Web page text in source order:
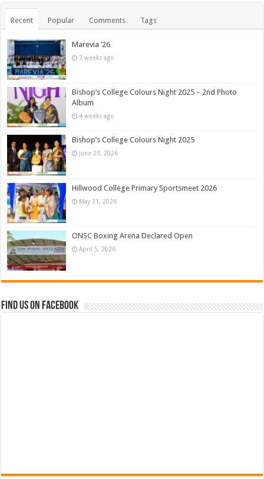
Recent Popular Comments Tags
Marevia ’26
3 weeks ago
Bishop’s College Colours Night 2025 – 2nd Photo
Album
4 weeks ago
Bishop’s College Colours Night 2025
June 23, 2026
Hillwood College Primary Sportsmeet 2026
May 31, 2026
ONSC Boxing Arena Declared Open
April 5, 2026
Find us on Facebook